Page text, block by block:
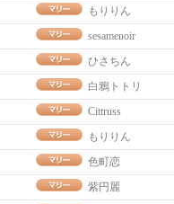
もりりん
sesamenoir
ひさちん
白鴉トトリ
Cittruss
もりりん
色町恋
紫円麗